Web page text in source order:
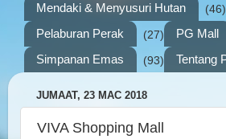
Mendaki & Menyusuri Hutan
(46)
Pelaburan Perak (27)
PG Mall
Simpanan Emas
(93) Tentang
JUMAAT, 23 MAC 2018
VIVA Shopping Mall